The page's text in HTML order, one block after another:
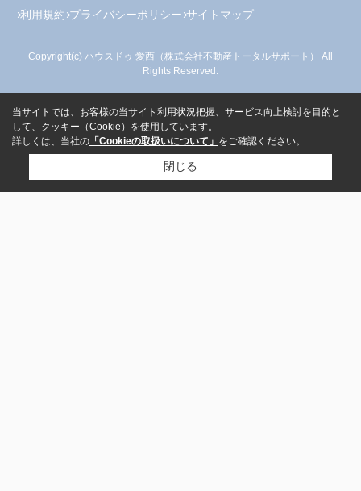
利用規約 プライバシーポリシー サイトマップ
Copyright(c) ハウスドゥ 愛西（株式会社不動産トータルサポート） All
Rights Reserved.
当サイトでは、お客様の当サイト利用状況把握、サービス向上検討を目的と
して、クッキー（Cookie）を使用しています。
詳しくは、当社の 「Cookieの取扱いについて」 をご確認ください。
閉じる